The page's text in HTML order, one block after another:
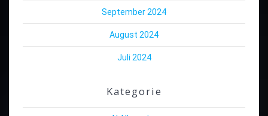
September 2024
August 2024
Juli 2024
Kategorie